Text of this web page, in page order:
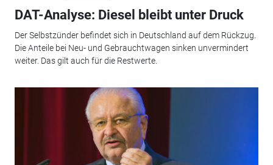
DAT-Analyse: Diesel bleibt unter Druck
Der Selbstzünder befindet sich in Deutschland auf dem Rückzug.
Die Anteile bei Neu- und Gebrauchtwagen sinken unvermindert
weiter. Das gilt auch für die Restwerte.